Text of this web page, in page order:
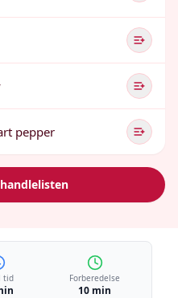
pepper
tid Forberedelse
10 min